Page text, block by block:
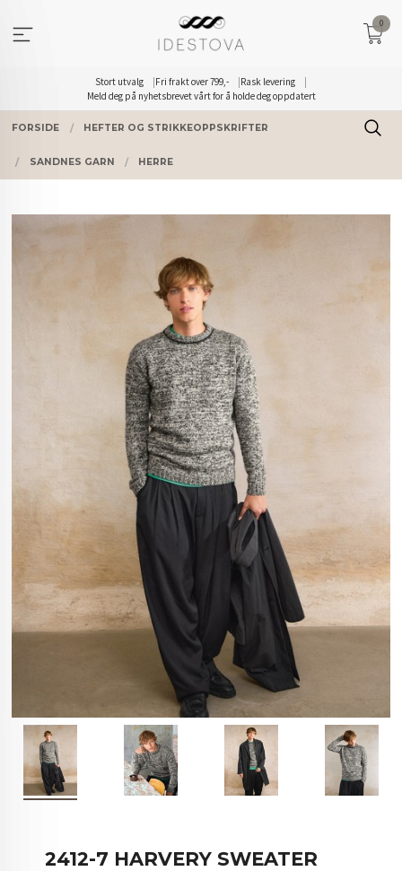
innholdet
Stort utvalg Fri frakt over 799,-
Rask levering
Meld deg på nyhetsbrevet vårt for å holde deg oppdatert
0
FORSIDE HEFTER OG STRIKKEOPPSKRIFTER
SANDNES GARN HERRE
2412-7 HARVERY SWEATER